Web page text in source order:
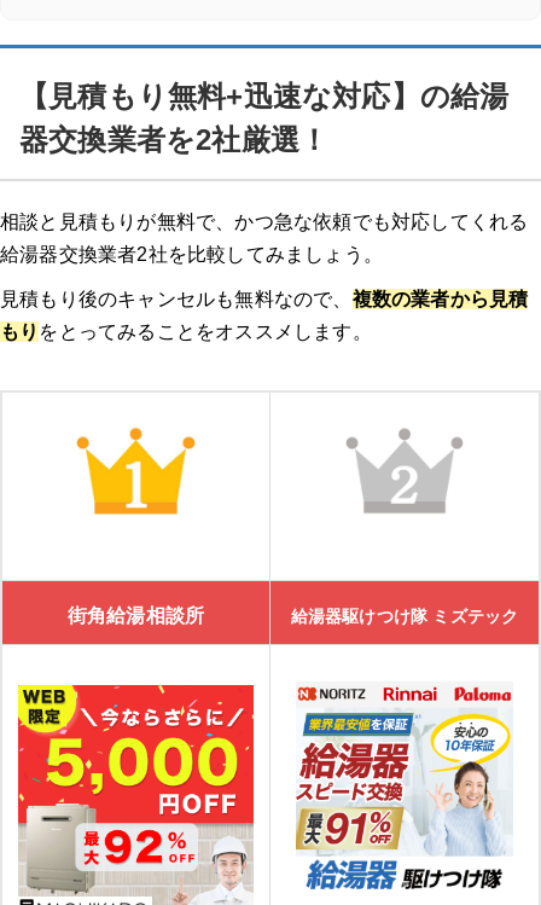
【見積もり無料+迅速な対応】の給湯
器交換業者を2社厳選！
相談と見積もりが無料で、かつ急な依頼でも対応してくれる
給湯器交換業者2社を比較してみましょう。
見積もり後のキャンセルも無料なので、 複数の業者から見積
もり をとってみることをオススメします。
街角給湯相談所 給湯器駆けつけ隊 ミズテック